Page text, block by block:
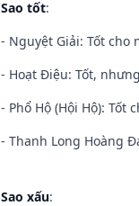
Sao tốt:
- Nguyệt Giải: Tốt cho
- Hoạt Điệu: Tốt,
- Phổ Hộ (Hội Hộ):
- Thanh Long Hoàng
Sao xấu: